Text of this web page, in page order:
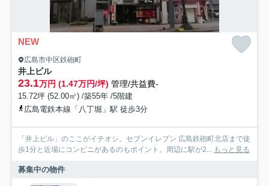
NEW
広島市中区鉄砲町
井上ビル
23.1万円 (1.47万円/坪) 管理/共益費-
15.72坪 (52.00㎡) /築55年 /5階建
広島電鉄本線「八丁堀」駅 徒歩3分
「井上ビル」のここがイチオシ。セブンイレブン 広島鉄砲町北店まで徒
歩1分と近場にコンビニがあるのもポイント。周辺に駅が2... もっと見る
募集中の物件